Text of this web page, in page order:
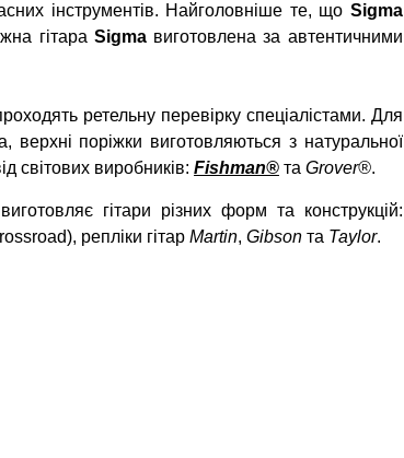
інструментів. Найголовніше те, що Sigma
гітара Sigma виготовлена за автентичними
ретельну перевірку спеціалістами. Для
верхні поріжки виготовляються з натуральної
світових виробників: Fishman® та Grover®.
гітари різних форм та конструкцій:
репліки гітар Martin, Gibson та Taylor.